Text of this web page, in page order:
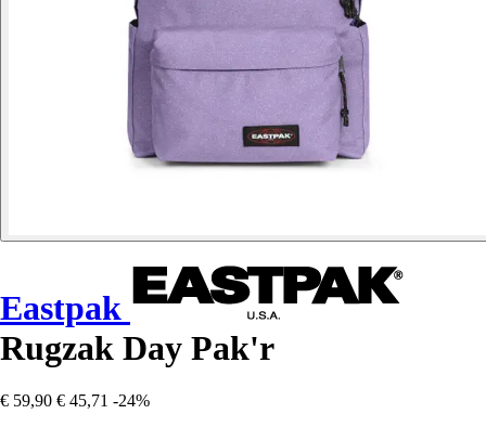
Eastpak
Rugzak Day Pak'r
€ 59,90 € 45,71 -24%